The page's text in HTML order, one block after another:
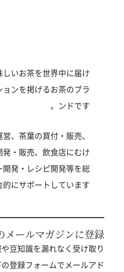
いお茶を世界中に届け
ョンを掲げるお茶のブラ
ンドです。
、茶葉の買付・販売、
発・販売、飲食店にむけ
開発・レシピ開発等を総
的にサポートしています。
メールマガジンに登録
豆知識を漏れなく受け取り
登録フォームでメールアド